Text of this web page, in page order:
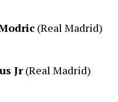
(Real Madrid)
Jr(Real Madrid)